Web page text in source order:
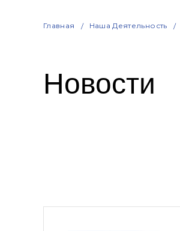
Главная Наша Деятельность
Новости